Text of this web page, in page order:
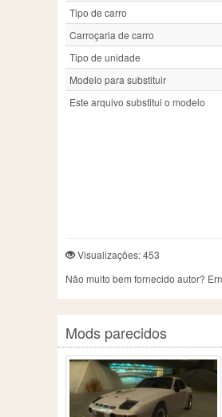
Tipo de carro
Carroçaria de carro
Tipo de unidade
Modelo para substituir
Este arquivo substitui o modelo
Visualizações: 453
Não muito bem fornecido autor?
Mods parecidos